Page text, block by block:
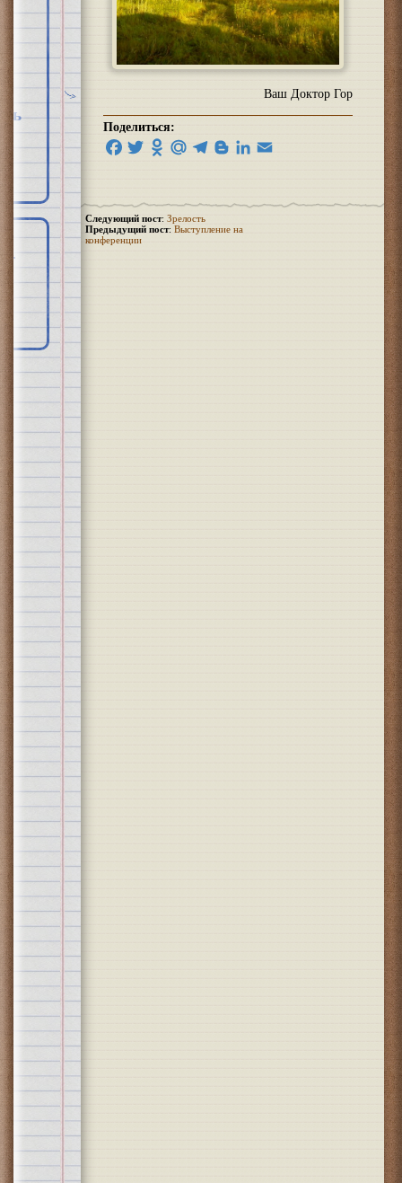
Ваш Доктор Гор
Поделиться:
Facebook
TwitterOdnoklassniki
Mail.RuTelegram
BloggerLinkedIn
Следующий пост: Зрелость
Предыдущий пост: Выступление на
конференции